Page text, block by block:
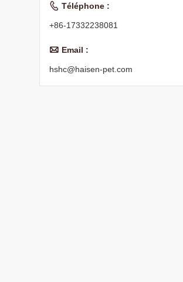
 Téléphone :
+86-17332238081
 Email :
hshc@haisen-pet.com